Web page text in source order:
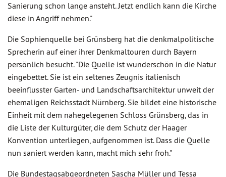
Sanierung schon lange ansteht. Jetzt endlich kann die Kirche
diese in Angriff nehmen."
Die Sophienquelle bei Grünsberg hat die denkmalpolitische
Sprecherin auf einer ihrer Denkmaltouren durch Bayern
persönlich besucht. "Die Quelle ist wunderschön in die Natur
eingebettet. Sie ist ein seltenes Zeugnis italienisch
beeinflusster Garten- und Landschaftsarchitektur unweit der
ehemaligen Reichsstadt Nürnberg. Sie bildet eine historische
Einheit mit dem nahegelegenen Schloss Grünsberg, das in
die Liste der Kulturgüter, die dem Schutz der Haager
Konvention unterliegen, aufgenommen ist. Dass die Quelle
nun saniert werden kann, macht mich sehr froh."
Die Bundestagsabgeordneten Sascha Müller und Tessa